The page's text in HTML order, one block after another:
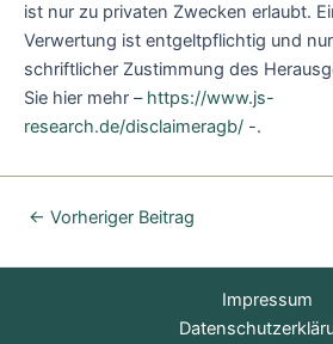
ist nur zu privaten Zwecken erlaubt.
Verwertung ist entgeltpflichtig und
schriftlicher Zustimmung des
Sie hier mehr – https://www.js-
research.de/disclaimeragb/ -.
← Vorheriger Beitrag
Impressum